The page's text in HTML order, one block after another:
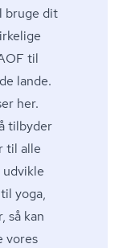
bruge dit
til
lande.
her.
tilbyder
til alle
udvikle
yoga,
så kan
vores